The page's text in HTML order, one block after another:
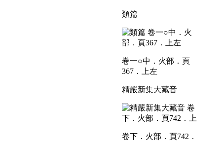
類篇
卷一○中．火部．頁
367．上左
精嚴新集大藏音
卷下．火部．頁742．